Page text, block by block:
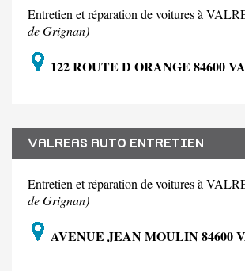
Entretien et réparation de voitures à
de Grignan)
122 ROUTE D ORANGE 84600
VALREAS AUTO ENTRETIEN
Entretien et réparation de voitures à
de Grignan)
AVENUE JEAN MOULIN 84600